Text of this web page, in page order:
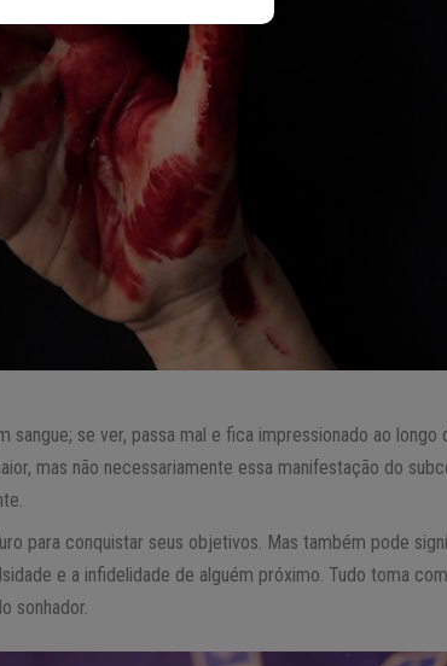
se ver, passa mal e fica impressionado ao longo
mas não necessariamente essa manifestação do
para conquistar seus objetivos. Mas também pode
e a infidelidade de alguém próximo. Tudo toma
sonhador.